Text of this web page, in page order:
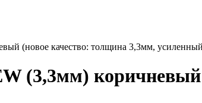
(новое качество: толщина 3,3мм, усиленный
(3,3мм)